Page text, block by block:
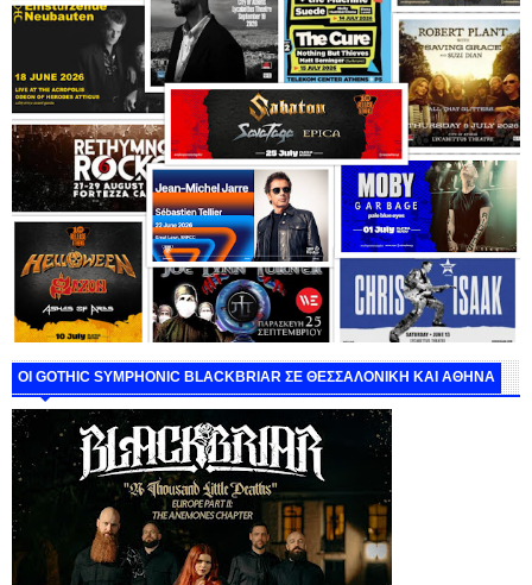
ΟΙ GOTHIC SYMPHONIC BLACKBRIAR ΣΕ ΘΕΣΣΑΛΟΝΙΚΗ ΚΑΙ ΑΘΗΝΑ